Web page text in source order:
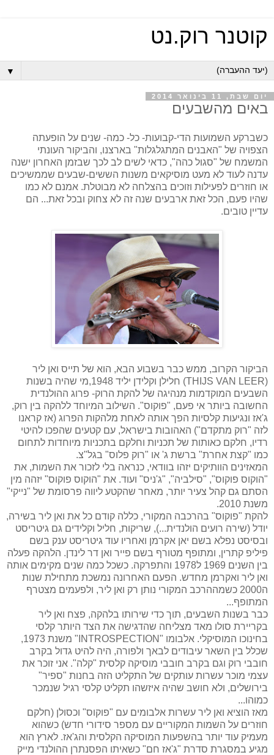
קוטנר רוק.נט
▼
יום שבת, 11 בינואר 2014
באים מהשבעים
כשברקע השמועות הדי-קבועות- כל- כמה- שנים על הופעתה
הצפויה של "האבנים המתגלגלות" בארצנו, והביקור העונתי
המשמח של "סגול כהה", כדאי לשים לב לכך שבזמן האחרון ישנה
עדנה לעוד לא מעט מוסיקאים משנות הששים-שבעים שממשיכים
או חוזרים לפעילות וזוכים בהצלחה לא מבוטלת. אמנם לא כמו
שהיו פעם, הכל זאת ארבעים שנה זה לא צחוק ובכל זאת... הם
עדיין טובים.
הביקור הקרוב, ממש כבר בשבוע הבא, הוא של תייס ואן ליר
(
THIJS VAN LEER
) חלילן וקלידן יליד 1948,מי שהיה בשנות
השבעים המוקדמות מנהיגה של להקת הרוק- פרוג ההולנדית
החשובה ביותר אי פעם, "פוקוס". השילוב המיוחד ללהקה בין רוק,
ג'אז ונגיעות קלסיות הפך אותה לאחת מלהקות הפרוג (אז קראנו
לזה "רוק מתקדם") האהובות בישראל, עם קטעים שהפכו להיטי
רדיו, חלקם כאותות של תכניות וחלקם בתכניות מיוחדות לתחום
כמו "קצת אחרת" ברשת ג' או "רוק פלוס" בגל"צ.
המאזינים הוותיקים יזהו בוודאי, כנראה בלי לזכור את השמות, את
"הוקוס פוקוס", "סילביה", "ג'ניס" ועוד. את "הוקוס פוקוס" יזהה מין
הסתם גם קהל צעיר יותר, מאחר שהקטע ליווה פרסומת של "נייקי"
משנת 2010.
להקת "פוקוס" בהרכבה המקורי, כללה קודם כל את ואן ליר בשירה,
יודל (שירה רועים הולנדית...), שריקות, חליל וקלידים גם גיטריסט
ובסיסט נפלא בשם יאן אקרמן ואחריו עוד גיטריסט ענק בשם
פיליפ קתרין, ומתופף מטורף בשם פייר ואן דר לינדן. הלהקה פעלה
בין השנים 1969 ל1978 והתפרקה. כשכל כמה שנים מקימים אותה
ואן ליר ואקרמן מחדש. הפעם האחרונה נמשכת מתחילת שנות
ה2000 כשמההרכב המקורי נותן רק ואן ליר, ולפעמים מצטרף
המתופף...
כבר בשנות השבעים, תוך כדי שירותו בלהקה, פצח ואן ליר
בקריירת סולו מאד מצליחה שהדגישה את הצד היותר קלסי
בחינוכו המוסיקלי. אלבומו "INTROSPECTION
" משנת 1973,
שכלל בין השאר עיבודים לבאך ולפורה, היה להיט גדול בקרב
חובבי רוק וגם בקרב חובבי מוסיקה קלסית "קלה". אני זוכר את
עצמי מוכר עשרות עותקים של התקליט הזה בחנות "ספיר"
בירושלים, ולא חושב שהיה איזשהו תקליט קלסי רגיל שנמכר
כמוהו...
מאז הוציא ואן ליר עשרות אלבומים עם "פוקוס" וכסולן (חלקם
חוזרים על השמות המקוריים עם מספר סידורי חדש) כשהוא
מעמיק עוד יותר בהשפעות המוסיקה הקלסית והג'אז. לארץ הוא
מגיע במסגרת סדרת "ג'אז חם" כשאיתו הפסנתרן ההולנדי מייק